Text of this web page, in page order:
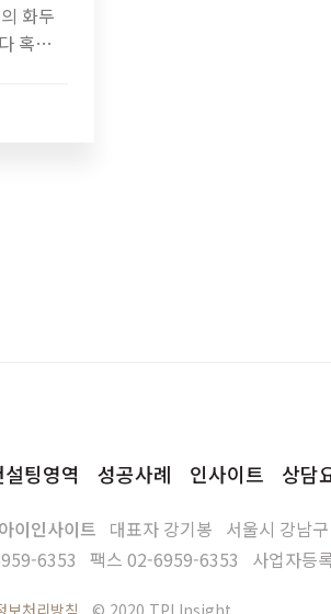
화두
혹은
요할…
설팅영역 성공사례 인사이트 상담
이인사이트 대표자 강기봉 서울시 강남
6353 팩스 02-6959-6353 사업자등
보처리방침 © 2020 TPI Insight